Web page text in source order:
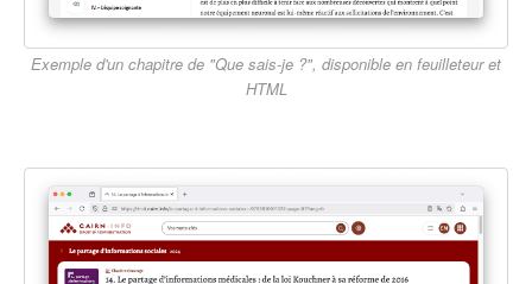
Exemple d'un chapitre de "Que sais-je ?", disponible en feuilleteur et
HTML